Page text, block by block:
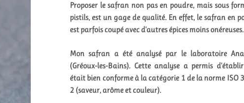
Proposer le safran non pas en poudre, mais sous
pistils, est un gage de qualité. En effet, le safran en
est parfois coupé avec d'autres épices moins onéreuses.
Mon safran a été analysé par le laboratoire
(Gréoux-les-Bains). Cette analyse a permis
était bien conforme à la catégorie 1 de la norme ISO
2 (saveur, arôme et couleur).